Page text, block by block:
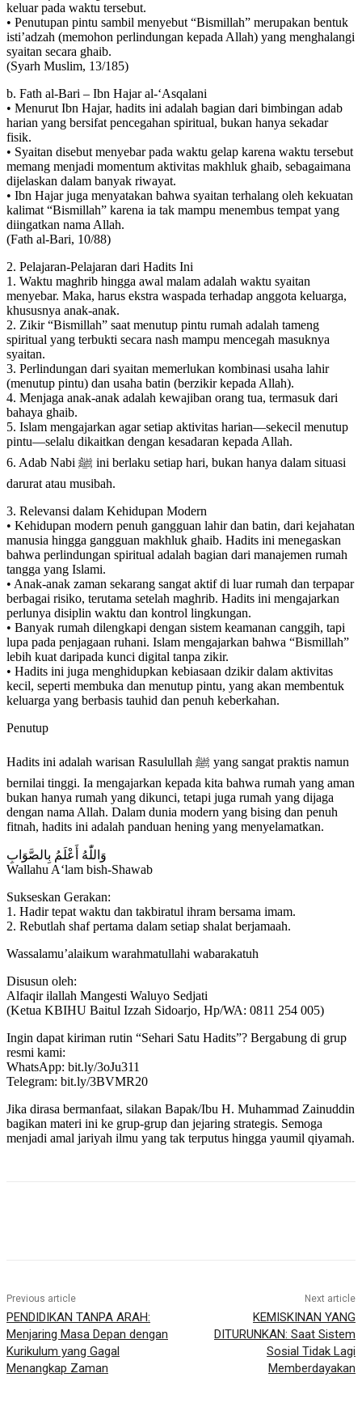
keluar pada waktu tersebut.
• Penutupan pintu sambil menyebut “Bismillah” merupakan bentuk
isti’adzah (memohon perlindungan kepada Allah) yang menghalangi
syaitan secara ghaib.
(Syarh Muslim, 13/185)
b. Fath al-Bari – Ibn Hajar al-‘Asqalani
• Menurut Ibn Hajar, hadits ini adalah bagian dari bimbingan adab
harian yang bersifat pencegahan spiritual, bukan hanya sekadar
fisik.
• Syaitan disebut menyebar pada waktu gelap karena waktu tersebut
memang menjadi momentum aktivitas makhluk ghaib, sebagaimana
dijelaskan dalam banyak riwayat.
• Ibn Hajar juga menyatakan bahwa syaitan terhalang oleh kekuatan
kalimat “Bismillah” karena ia tak mampu menembus tempat yang
diingatkan nama Allah.
(Fath al-Bari, 10/88)
2. Pelajaran-Pelajaran dari Hadits Ini
1. Waktu maghrib hingga awal malam adalah waktu syaitan
menyebar. Maka, harus ekstra waspada terhadap anggota keluarga,
khususnya anak-anak.
2. Zikir “Bismillah” saat menutup pintu rumah adalah tameng
spiritual yang terbukti secara nash mampu mencegah masuknya
syaitan.
3. Perlindungan dari syaitan memerlukan kombinasi usaha lahir
(menutup pintu) dan usaha batin (berzikir kepada Allah).
4. Menjaga anak-anak adalah kewajiban orang tua, termasuk dari
bahaya ghaib.
5. Islam mengajarkan agar setiap aktivitas harian—sekecil menutup
pintu—selalu dikaitkan dengan kesadaran kepada Allah.
6. Adab Nabi ﷺ ini berlaku setiap hari, bukan hanya dalam situasi
darurat atau musibah.
3. Relevansi dalam Kehidupan Modern
• Kehidupan modern penuh gangguan lahir dan batin, dari kejahatan
manusia hingga gangguan makhluk ghaib. Hadits ini menegaskan
bahwa perlindungan spiritual adalah bagian dari manajemen rumah
tangga yang Islami.
• Anak-anak zaman sekarang sangat aktif di luar rumah dan terpapar
berbagai risiko, terutama setelah maghrib. Hadits ini mengajarkan
perlunya disiplin waktu dan kontrol lingkungan.
• Banyak rumah dilengkapi dengan sistem keamanan canggih, tapi
lupa pada penjagaan ruhani. Islam mengajarkan bahwa “Bismillah”
lebih kuat daripada kunci digital tanpa zikir.
• Hadits ini juga menghidupkan kebiasaan dzikir dalam aktivitas
kecil, seperti membuka dan menutup pintu, yang akan membentuk
keluarga yang berbasis tauhid dan penuh keberkahan.
Penutup
Hadits ini adalah warisan Rasulullah ﷺ yang sangat praktis namun
bernilai tinggi. Ia mengajarkan kepada kita bahwa rumah yang aman
bukan hanya rumah yang dikunci, tetapi juga rumah yang dijaga
dengan nama Allah. Dalam dunia modern yang bising dan penuh
fitnah, hadits ini adalah panduan hening yang menyelamatkan.
وَاللّٰهُ أَعْلَمُ بِالصَّوَابِ
Wallahu A‘lam bish-Shawab
Sukseskan Gerakan:
1. Hadir tepat waktu dan takbiratul ihram bersama imam.
2. Rebutlah shaf pertama dalam setiap shalat berjamaah.
Wassalamu’alaikum warahmatullahi wabarakatuh
Disusun oleh:
Alfaqir ilallah Mangesti Waluyo Sedjati
(Ketua KBIHU Baitul Izzah Sidoarjo, Hp/WA: 0811 254 005)
Ingin dapat kiriman rutin “Sehari Satu Hadits”? Bergabung di grup
resmi kami:
WhatsApp: bit.ly/3oJu311
Telegram: bit.ly/3BVMR20
Jika dirasa bermanfaat, silakan Bapak/Ibu H. Muhammad Zainuddin
bagikan materi ini ke grup-grup dan jejaring strategis. Semoga
menjadi amal jariyah ilmu yang tak terputus hingga yaumil qiyamah.
Previous article
PENDIDIKAN TANPA ARAH:
Menjaring Masa Depan dengan
Kurikulum yang Gagal
Menangkap Zaman
Next article
KEMISKINAN YANG
DITURUNKAN: Saat Sistem
Sosial Tidak Lagi
Memberdayakan